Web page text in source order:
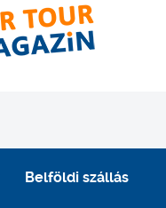
Belföldi szállás